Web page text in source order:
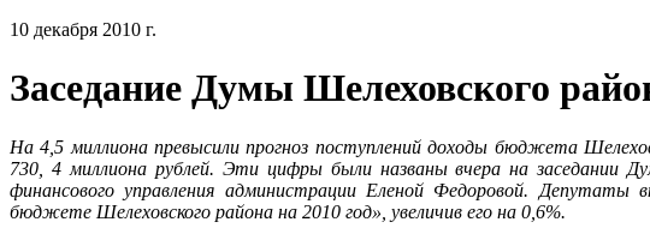
10 декабря 2010 г.
Заседание Думы Шелеховского
На 4,5 миллиона превысили прогноз поступлений доходы бюджета
730, 4 миллиона рублей. Эти цифры были названы вчера на заседании
финансового управления администрации Еленой Федоровой. Депутаты
бюджете Шелеховского района на 2010 год», увеличив его на 0,6%.